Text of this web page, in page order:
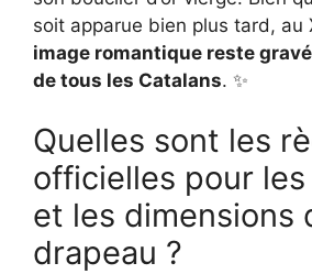
soit apparue bien plus tard, au
image romantique reste
de tous les Catalans. ✨
Quelles sont les
officielles pour
et les dimensions
drapeau ?